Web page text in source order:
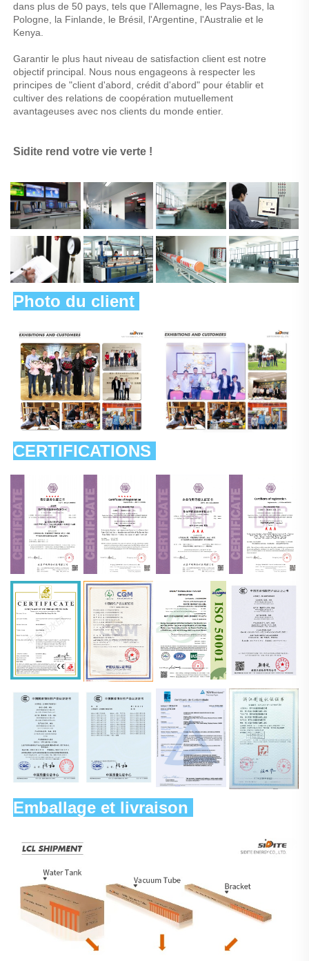
dans plus de 50 pays, tels que l'Allemagne, les Pays-Bas, la
Pologne, la Finlande, le Brésil, l'Argentine, l'Australie et le
Kenya.
Garantir le plus haut niveau de satisfaction client est notre
objectif principal. Nous nous engageons à respecter les
principes de "client d'abord, crédit d'abord" pour établir et
cultiver des relations de coopération mutuellement
avantageuses avec nos clients du monde entier.
Sidite rend votre vie verte !
Photo du client
CERTIFICATIONS
Emballage et livraison